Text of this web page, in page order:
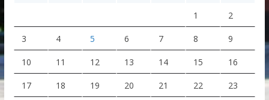
1 2
3 4 5 6 7 8 9
10 11 12 13 14 15 16
17 18 19 20 21 22 23